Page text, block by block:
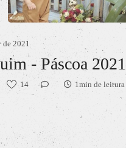
de 2021
- Páscoa 2021
14 1min de leitura